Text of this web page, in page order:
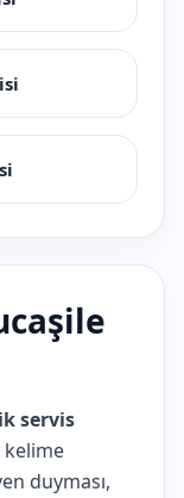
servis
kelime
duyması,